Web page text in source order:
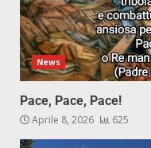
News
Pace, Pace, Pace!
Aprile 8, 2026 625